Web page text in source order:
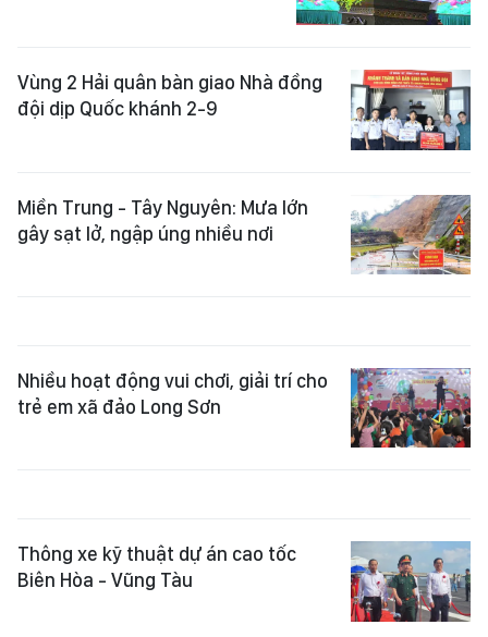
Vùng 2 Hải quân bàn giao Nhà đồng
đội dịp Quốc khánh 2-9
Miền Trung - Tây Nguyên: Mưa lớn
gây sạt lở, ngập úng nhiều nơi
Nhiều hoạt động vui chơi, giải trí cho
trẻ em xã đảo Long Sơn
Thông xe kỹ thuật dự án cao tốc
Biên Hòa - Vũng Tàu